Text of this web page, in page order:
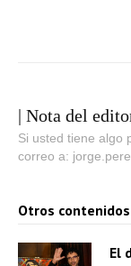
| Nota del
Si usted tiene algo
correo a:
Otros contenidos
El